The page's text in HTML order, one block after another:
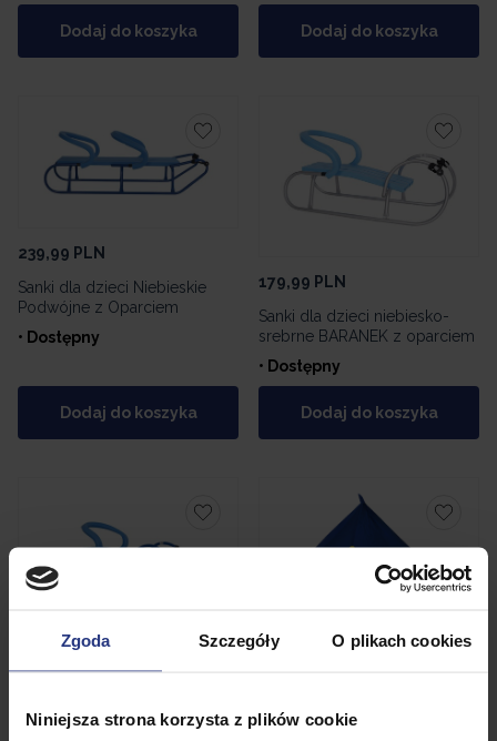
Zgoda Szczegóły O plikach cookies
Niniejsza strona korzysta z plików cookie
Dodaj do koszyka Dodaj do koszyka
239,99 PLN
Sanki dla dzieci Niebieskie
Podwójne z Oparciem
• Dostępny
Dodaj do koszyka
179,99 PLN
Sanki dla dzieci niebiesko-
srebrne BARANEK z oparciem
• Dostępny
Dodaj do koszyka
PLN
BARANEK z oparciem
metalowe + pianka
49,99 PLN